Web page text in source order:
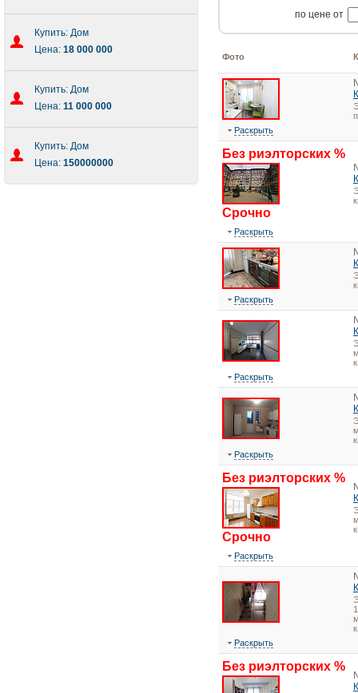
Купить: Дом
Цена: 18 000 000
Купить: Дом
Цена: 11 000 000
Купить: Дом
Цена: 150000000
по цене от
Фото
Раскрыть
Без риэлторских %
Срочно
Раскрыть
Раскрыть
Раскрыть
Раскрыть
Без риэлторских %
Срочно
Раскрыть
Раскрыть
Без риэлторских %